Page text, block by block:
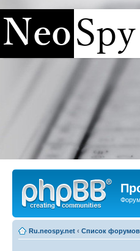
Программа
Ru.neospy.net ‹ Список форумов